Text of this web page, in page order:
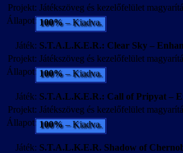
Projekt: Játékszöveg és kezelőfelület
Állapot: 100%– Kiadva.
Játék: S.T.A.L.K.E.R.: Clear Sky –
Projekt: Játékszöveg és kezelőfelület
Állapot: 100%– Kiadva.
Játék: S.T.A.L.K.E.R.: Call of Pripyat –
Projekt: Játékszöveg és kezelőfelület
Állapot: 100%– Kiadva.
Játék: S.T.A.L.K.E.R. Shadow of